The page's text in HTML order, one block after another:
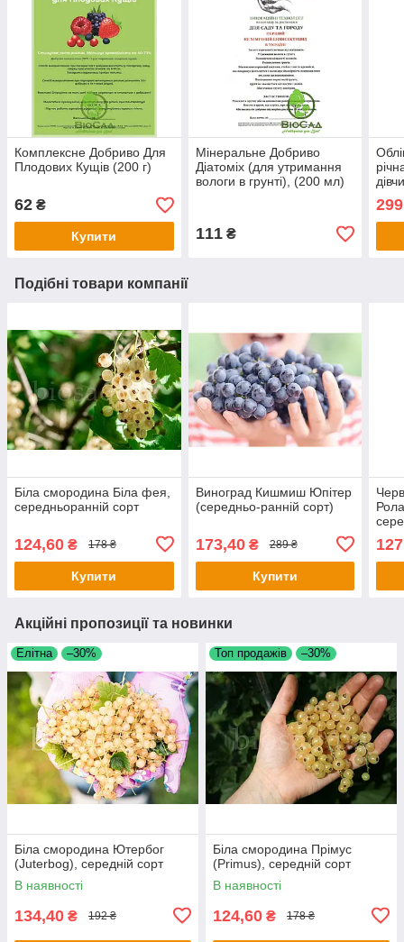
Комплексне Добриво Для
Плодових Кущів (200 г)
62 ₴
Купити
Мінеральне Добриво
Діатоміх (для утримання
вологи в грунті), (200 мл)
111₴
шт.
Подібні товари компанії
Біла смородина Біла фея,
середньоранній сорт
124,60 ₴ 178 ₴
Купити
Виноград Кишмиш Юпітер
(середньо-ранній сорт)
173,40₴ 289 ₴
Купити
Акційні пропозиції та новинки
Елітна –30%
Біла смородина Ютербог
(Juterbog), середній сорт
В наявності
134,40 ₴ 192 ₴
Топ продажів –30%
Біла смородина Прімус
(Primus), середній сорт
В наявності
124,60 ₴ 178 ₴